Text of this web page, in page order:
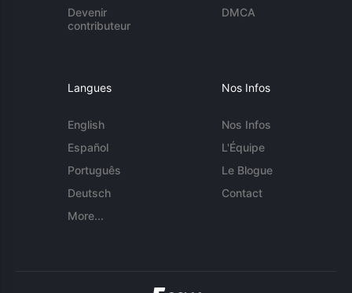
Devenir
contributeur
DMCA
Langues
English
Español
Português
Deutsch
More...
Nos Infos
Nos Infos
L'Équipe
Le Blogue
Contact